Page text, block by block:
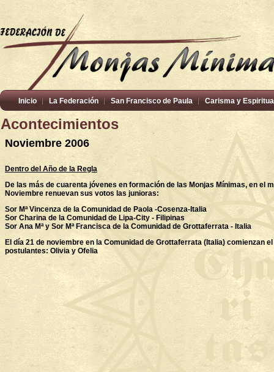
Inicio La Federación San Francisco de Paula Carisma y
Acontecimientos
Noviembre 2006
Dentro del Año de la Regla
De las más de cuarenta jóvenes en formación de las Monjas Mínimas, en el
Noviembre renuevan sus votos las junioras:
Sor Mª Vincenza de la Comunidad de Paola -Cosenza-Italia
Sor Charina de la Comunidad de Lipa-City - Filipinas
Sor Ana Mª y Sor Mª Francisca de la Comunidad de Grottaferrata - Italia
El día 21 de noviembre en la Comunidad de Grottaferrata (Italia) comienzan el
postulantes: Olivia y Ofelia